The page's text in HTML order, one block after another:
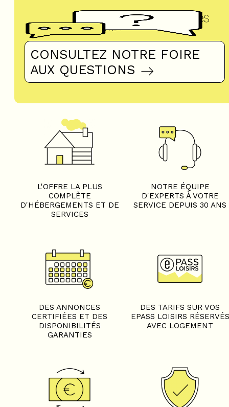
Questions fréquentes
UN DOUTE ?
CONSULTEZ NOTRE FOIRE
AUX QUESTIONS
L'OFFRE LA PLUS
COMPLÈTE
D'HÉBERGEMENTS ET DE
SERVICES
NOTRE ÉQUIPE
D'EXPERTS À VOTRE
SERVICE DEPUIS 30 ANS
DES ANNONCES
CERTIFIÉES ET DES
DISPONIBILITÉS
GARANTIES
DES TARIFS SUR VOS
EPASS LOISIRS RÉSERVÉS
AVEC LOGEMENT